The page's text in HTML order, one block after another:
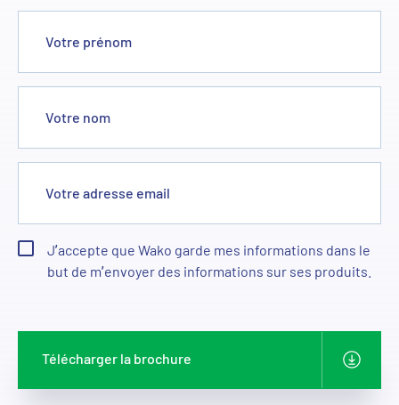
Votre prénom
Votre nom
Votre adresse email
J’accepte que Wako garde mes informations dans le
but de m’envoyer des informations sur ses produits.
Télécharger la brochure